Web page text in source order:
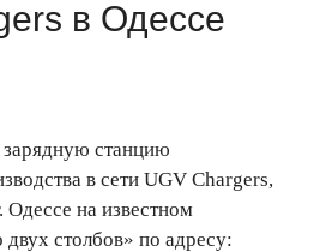
в Одессе
станцию
в сети UGV Chargers,
Одессе на известном
столбов» по адресу: